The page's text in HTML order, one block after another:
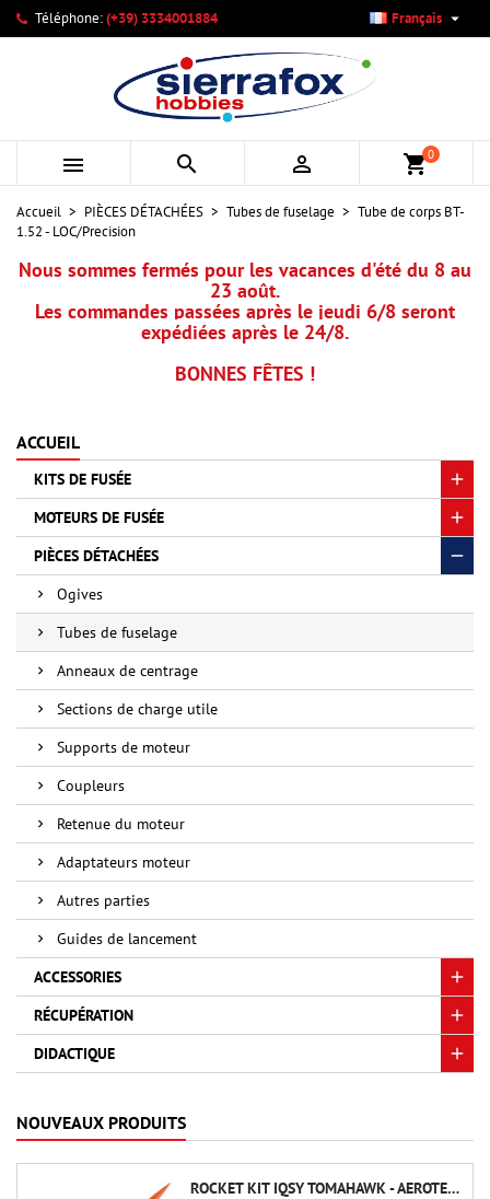
Téléphone:(+39) 3334001884 Français 
   shopping_cart0
Accueil PIÈCES DÉTACHÉES Tubes de fuselage
Tube de corps BT-
1.52 - LOC/Precision
Nous sommes fermés pour les vacances d'été du 8 au
23 août.
Les commandes passées après le jeudi 6/8 seront
expédiées après le 24/8.
BONNES FÊTES !
ACCUEIL
KITS DE FUSÉE
MOTEURS DE FUSÉE
PIÈCES DÉTACHÉES
Ogives
Tubes de fuselage
Anneaux de centrage
Sections de charge utile
Supports de moteur
Coupleurs
Retenue du moteur
Adaptateurs moteur
Autres parties
Guides de lancement
ACCESSORIES
RÉCUPÉRATION
DIDACTIQUE
NOUVEAUX PRODUITS
ROCKET KIT IQSY TOMAHAWK - AEROTECH
Mes listes d'envies ×
Créer une nouvelle liste
Créer une liste d'envies ×
Nom de la liste d'envies
Annuler Créer une liste d'envies
Connexion ×
Vous devez être connecté pour ajouter des produits à votre
liste d'envies.
Annuler Connexion